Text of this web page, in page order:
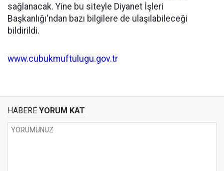
sağlanacak. Yine bu siteyle Diyanet İşleri
Başkanlığı'ndan bazı bilgilere de ulaşılabileceği
bildirildi.
www.cubukmuftulugu.gov.tr
HABERE YORUM KAT